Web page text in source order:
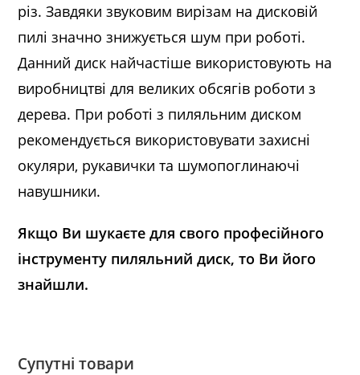
різ. Завдяки звуковим вирізам на дисковій
пилі значно знижується шум при роботі.
Данний диск найчастіше використовують на
виробництві для великих обсягів роботи з
дерева. При роботі з пиляльним диском
рекомендується використовувати захисні
окуляри, рукавички та шумопоглинаючі
навушники.
Якщо Ви шукаєте для свого професійного
інструменту пиляльний диск, то Ви його
знайшли.
Супутні товари